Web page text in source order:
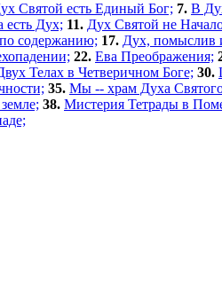
Святой есть Единый Бог; 7. В
есть Дух; 11. Дух Святой не
содержанию; 17. Дух, помыслив
22. Ева Преображения;
Телах в Четверичном Боге; 30.
35. Мы -- храм Духа
38. Мистерия Тетрады в